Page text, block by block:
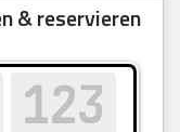
& reservieren